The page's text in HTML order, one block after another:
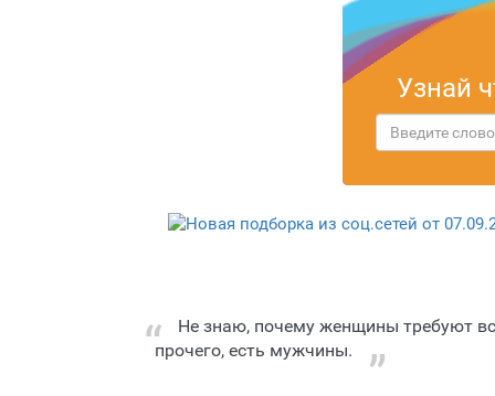
Узнай
Не знаю, почему женщины требуют
прочего, есть мужчины.